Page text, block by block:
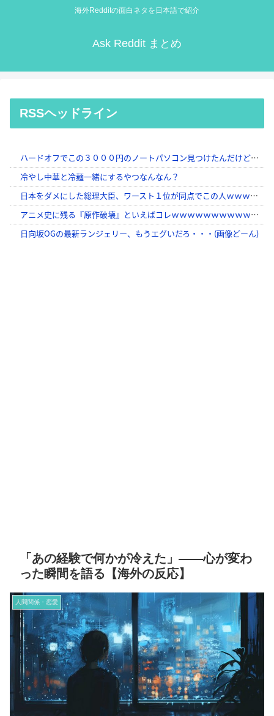
海外Redditの面白ネタを日本語で紹介
Ask Reddit まとめ
RSSヘッドライン
「あの経験で何かが冷えた」——心が変わ
った瞬間を語る【海外の反応】
人間関係・恋愛